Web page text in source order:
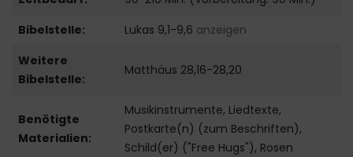
Bibelstelle:
Lukas 9,1-9,6 anzeigen
Weitere
Bibelstelle:
Matthäus 28,16-28,20
Benötigte
Materialien:
Musikinstrumente, Liedtexte,
Postkarte(n) (zum Beschriften),
Schild(er) ("Free Hugs"), Rosen